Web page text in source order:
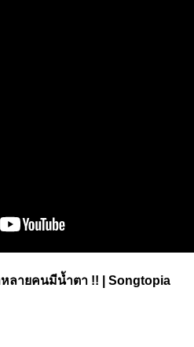
ลายคนมีน้ำตา !! | Songtopia